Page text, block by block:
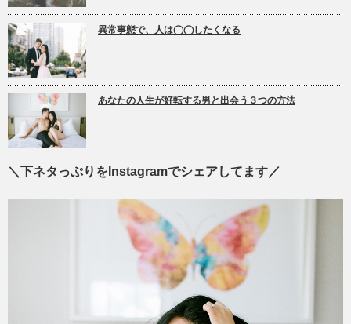
異常事態で、人は◯◯したくなる
あなたの人生が好転する男と出会う３つの方法
＼下ネタっぷりをInstagramでシェアしてます／